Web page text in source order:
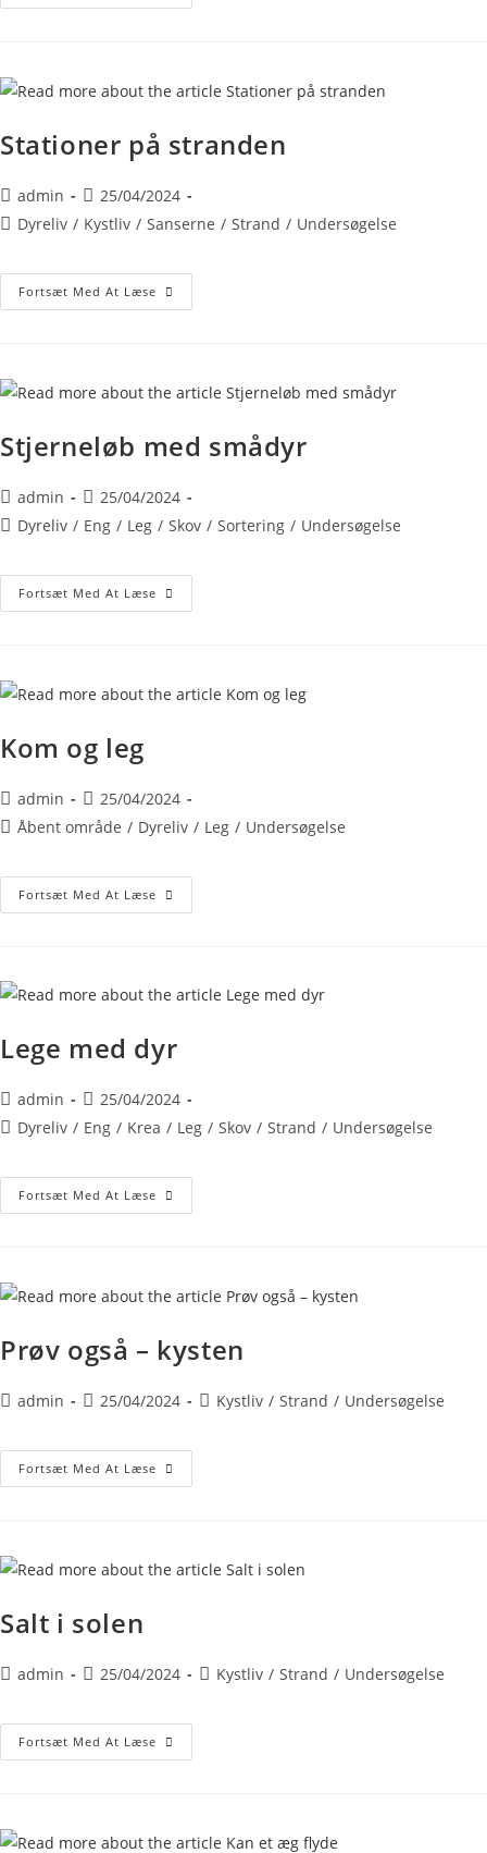
Stationer på stranden
admin
25/04/2024
Dyreliv / Kystliv / Sanserne / Strand / Undersøgelse
Fortsæt Med At Læse
Stjerneløb med smådyr
admin
25/04/2024
Dyreliv / Eng / Leg / Skov / Sortering / Undersøgelse
Fortsæt Med At Læse
Kom og leg
admin
25/04/2024
Åbent område / Dyreliv / Leg / Undersøgelse
Fortsæt Med At Læse
Lege med dyr
admin
25/04/2024
Dyreliv / Eng / Krea / Leg / Skov / Strand / Undersøgelse
Fortsæt Med At Læse
Prøv også – kysten
admin 25/04/2024 Kystliv / Strand / Undersøgelse
Fortsæt Med At Læse
Salt i solen
admin 25/04/2024 Kystliv / Strand / Undersøgelse
Fortsæt Med At Læse